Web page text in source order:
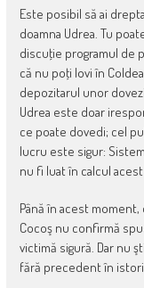
Este posibil să ai
doamna Udrea. Tu
discuţie programul de
că nu poţi lovi în
depozitarul unor
Udrea este doar
ce poate dovedi; cel
lucru este sigur:
nu fi luat în calcul
Până în acest
Cocoş nu confirmă
victimă sigură. Dar nu
fără precedent în